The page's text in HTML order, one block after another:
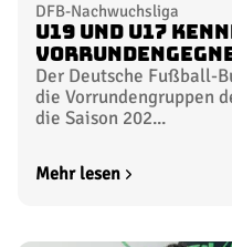
DFB-Nachwuchsliga
U19 und U17
Der Deutsche Fußball-
die Vorrundengruppen
die Saison 202...
Mehr lesen